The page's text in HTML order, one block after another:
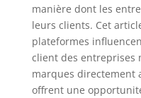
manière dont les
leurs clients. Cet
plateformes
client des entreprises
marques directement
offrent une